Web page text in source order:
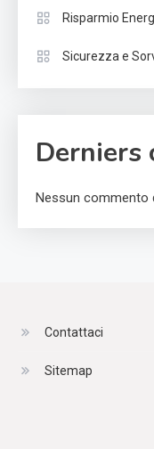
Risparmio
Sicurezza e
Derniers
Nessun commento
Contattaci
Sitemap